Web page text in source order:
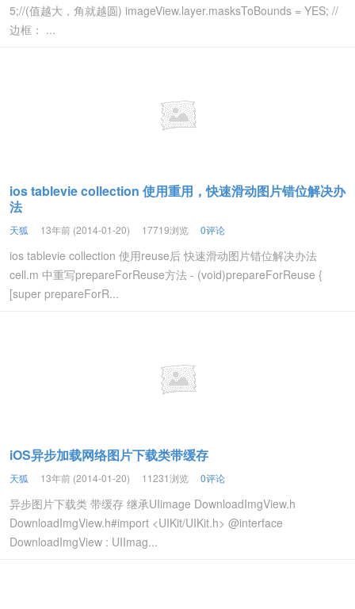
5;//(值越大，角就越圆) imageView.layer.masksToBounds = YES; //
边框： ...
ios tablevie collection 使用重用，快速滑动图片错位解决办
法
天狐 13年前 (2014-01-20) 17719浏览 0评论
ios tablevie collection 使用reuse后 快速滑动图片错位解决办法
cell.m 中重写prepareForReuse方法 - (void)prepareForReuse {
[super prepareForR...
iOS异步加载网络图片下载类带缓存
天狐 13年前 (2014-01-20) 11231浏览 0评论
异步图片下载类 带缓存 继承UIimage DownloadImgView.h
DownloadImgView.h#import <UIKit/UIKit.h> @interface
DownloadImgView : UIImag...